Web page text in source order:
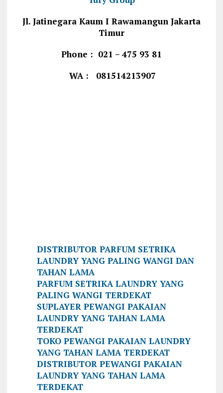
Jl. Jatinegara Kaum I Rawamangun Jakarta
Timur
Phone : 021 – 475 93 81
WA : 081514213907
DISTRIBUTOR PARFUM SETRIKA
LAUNDRY YANG PALING WANGI DAN
TAHAN LAMA
PARFUM SETRIKA LAUNDRY YANG
PALING WANGI TERDEKAT
SUPLAYER PEWANGI PAKAIAN
LAUNDRY YANG TAHAN LAMA
TERDEKAT
TOKO PEWANGI PAKAIAN LAUNDRY
YANG TAHAN LAMA TERDEKAT
DISTRIBUTOR PEWANGI PAKAIAN
LAUNDRY YANG TAHAN LAMA
TERDEKAT